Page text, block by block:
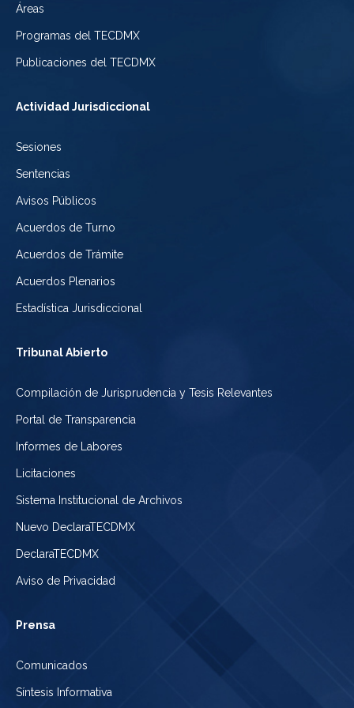
Áreas
Programas del TECDMX
Publicaciones del TECDMX
Actividad Jurisdiccional
Sesiones
Sentencias
Avisos Públicos
Acuerdos de Turno
Acuerdos de Trámite
Acuerdos Plenarios
Estadística Jurisdiccional
Tribunal Abierto
Compilación de Jurisprudencia y Tesis Relevantes
Portal de Transparencia
Informes de Labores
Licitaciones
Sistema Institucional de Archivos
Nuevo DeclaraTECDMX
DeclaraTECDMX
Aviso de Privacidad
Prensa
Comunicados
Síntesis Informativa